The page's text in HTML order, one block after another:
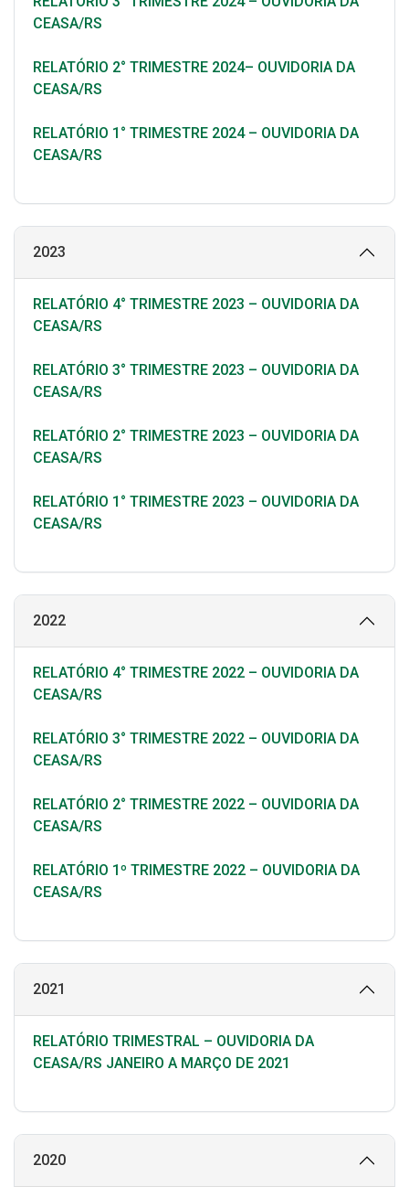
CEASA/RS
RELATÓRIO 2° TRIMESTRE 2024– OUVIDORIA DA
CEASA/RS
RELATÓRIO 1° TRIMESTRE 2024 – OUVIDORIA DA
CEASA/RS
2023
RELATÓRIO 4° TRIMESTRE 2023 – OUVIDORIA DA
CEASA/RS
RELATÓRIO 3° TRIMESTRE 2023 – OUVIDORIA DA
CEASA/RS
RELATÓRIO 2° TRIMESTRE 2023 – OUVIDORIA DA
CEASA/RS
RELATÓRIO 1° TRIMESTRE 2023 – OUVIDORIA DA
CEASA/RS
2022
RELATÓRIO 4° TRIMESTRE 2022 – OUVIDORIA DA
CEASA/RS
RELATÓRIO 3° TRIMESTRE 2022 – OUVIDORIA DA
CEASA/RS
RELATÓRIO 2° TRIMESTRE 2022 – OUVIDORIA DA
CEASA/RS
RELATÓRIO 1º TRIMESTRE 2022 – OUVIDORIA DA
CEASA/RS
2021
RELATÓRIO TRIMESTRAL – OUVIDORIA DA
CEASA/RS JANEIRO A MARÇO DE 2021
2020